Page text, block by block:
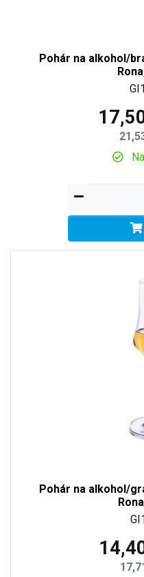
Pohár na alkohol/
Pohár na alkohol/